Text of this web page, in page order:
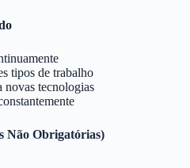
tipos de trabalho
novas tecnologias
Não Obrigatórias)